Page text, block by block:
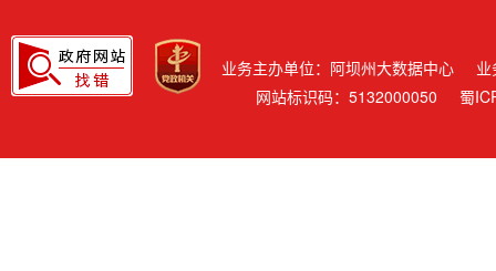
业务主办单位：阿坝州大数据中心
网站标识码：5132000050
蜀